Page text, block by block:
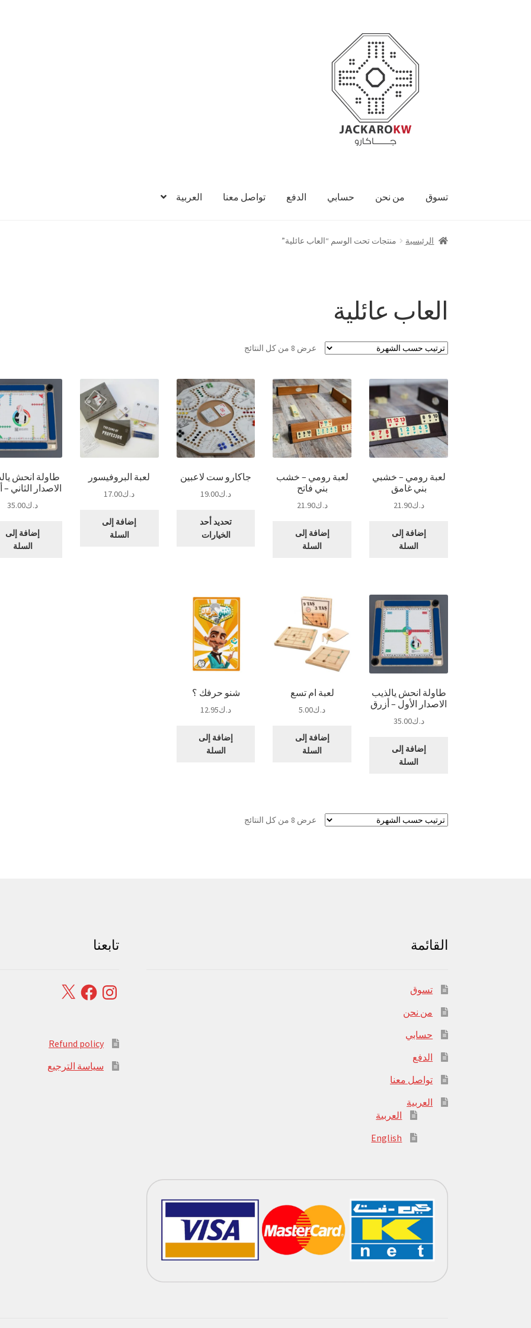
navigation
content
تسوق من نحن حسابي الدفع تواصل معنا العربية
الرئيسية منتجات تحت الوسم “العاب عائلية”
العاب عائلية
عرض ⁦8⁩ من كل النتائج
الشهرة
لعبة رومي – خشبي
بني غامق
د.ك21.90
إضافة إلى
السلة
لعبة رومي – خشب
بني فاتح
د.ك21.90
إضافة إلى
السلة
جاكارو ست لاعبين
د.ك19.00
تحديد أحد
الخيارات
لعبة البروفيسور
د.ك17.00
إضافة إلى
السلة
طاولة انحش
الاصدار الثاني
د.ك35.00
إضافة إلى
السلة
طاولة انحش يالذيب
الاصدار الأول – أزرق
د.ك35.00
إضافة إلى
السلة
لعبة ام تسع
د.ك5.00
إضافة إلى
السلة
شنو حرفك ؟
د.ك12.95
إضافة إلى
السلة
عرض ⁦8⁩ من كل النتائج
القائمة
تسوق
من نحن
حسابي
الدفع
تواصل معنا
العربية
العربية
English
تابعنا
Instagram
Facebook
X
Refund policy
سياسة الترجيع